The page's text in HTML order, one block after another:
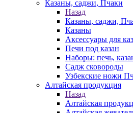
Казаны, саджи, Пчаки
Назад
Казаны, саджи,
Казаны
Аксессуары для
Печи под казан
Наборы: печь,
Садж сковороды
Узбекские ножи
Алтайская продукция
Назад
Алтайская